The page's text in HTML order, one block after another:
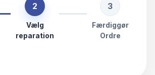
2
Vælg
reparation
3
Færdiggør
Ordre